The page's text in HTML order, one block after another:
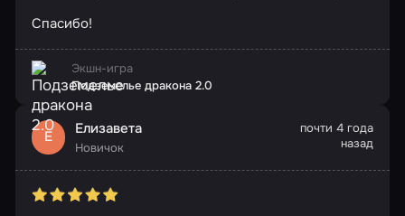
Спасибо!
Экшн-игра
Подземелье дракона 2.0
Е Елизавета
Новичок
почти 4 года
назад